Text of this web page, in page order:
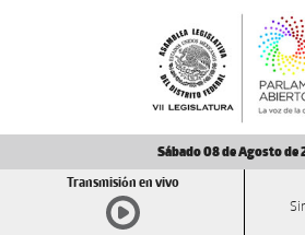
Sábado 08 de Agosto de
Transmisión en vivo